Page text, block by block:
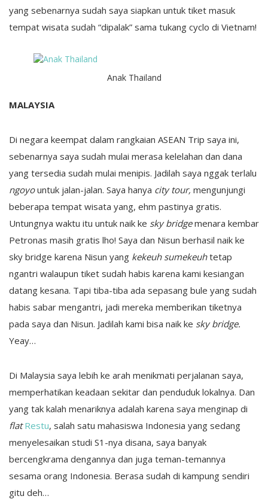
yang sebenarnya sudah saya siapkan untuk tiket masuk
tempat wisata sudah “dipalak” sama tukang cyclo di Vietnam!
Anak Thailand
MALAYSIA
Di negara keempat dalam rangkaian ASEAN Trip saya ini,
sebenarnya saya sudah mulai merasa kelelahan dan dana
yang tersedia sudah mulai menipis. Jadilah saya nggak terlalu
ngoyountuk jalan-jalan. Saya hanya city tour, mengunjungi
beberapa tempat wisata yang, ehm pastinya gratis.
Untungnya waktu itu untuk naik ke sky bridgemenara kembar
Petronas masih gratis lho! Saya dan Nisun berhasil naik ke
sky bridge karena Nisun yang kekeuh sumekeuhtetap
ngantri walaupun tiket sudah habis karena kami kesiangan
datang kesana. Tapi tiba-tiba ada sepasang bule yang sudah
habis sabar mengantri, jadi mereka memberikan tiketnya
pada saya dan Nisun. Jadilah kami bisa naik ke sky bridge.
Yeay…
Di Malaysia saya lebih ke arah menikmati perjalanan saya,
memperhatikan keadaan sekitar dan penduduk lokalnya. Dan
yang tak kalah menariknya adalah karena saya menginap di
flat Restu, salah satu mahasiswa Indonesia yang sedang
menyelesaikan studi S1-nya disana, saya banyak
bercengkrama dengannya dan juga teman-temannya
sesama orang Indonesia. Berasa sudah di kampung sendiri
gitu deh…